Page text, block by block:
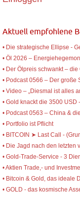
Aktuell empfohlene
• Die strategische Ellipse -
• Öl 2026 –
• Der Ölpreis schwankt –
• Podcast 0566 – Der große
• Video – „Diesmal ist alles
• Gold knackt die 3500
• Podcast 0563 – China &
• Portfolio ist Pflicht
• BITCOIN ➤ Last Call -
• Die Jagd nach den letzten
• Gold-Trade-Service - 3
• Aktien Trade,- und
• Bitcoin & Gold, das ideale
• GOLD - das kosmische